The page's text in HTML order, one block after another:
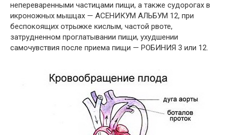
непереваренными частицами пищи, а также судорогах в
икроножных мышцах — АСЕНИКУМ АЛЬБУМ 12, при
беспокоящих отрыжке кислым, частой рвоте,
затрудненном проглатывании пищи, ухудшении
самочувствия после приема пищи — РОБИНИЯ 3 или 12.